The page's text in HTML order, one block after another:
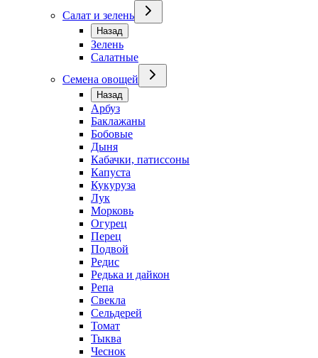
Салат и зелень
Назад
Зелень
Салатные
Семена овощей
Назад
Арбуз
Баклажаны
Бобовые
Дыня
Кабачки, патиссоны
Капуста
Кукуруза
Лук
Морковь
Огурец
Перец
Подвой
Редис
Редька и дайкон
Репа
Свекла
Сельдерей
Томат
Тыква
Чеснок